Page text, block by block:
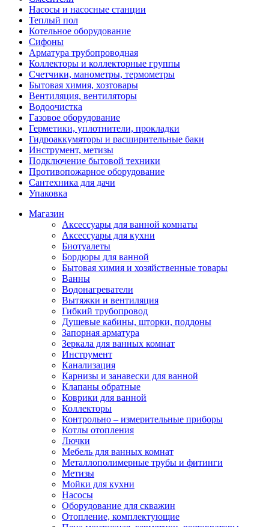
Насосы и насосные станции
Теплый пол
Котельное оборудование
Сифоны
Арматура трубопроводная
Коллекторы и коллекторные группы
Счетчики, манометры, термометры
Бытовая химия, хозтовары
Вентиляция, вентиляторы
Водоочистка
Газовое оборудование
Герметики, уплотнители, прокладки
Гидроаккумяторы и расширительные баки
Инструмент, метизы
Подключение бытовой техники
Противопожарное оборудование
Сантехника для дачи
Упаковка
Магазин
Аксессуары для ванной комнаты
Аксессуары для кухни
Биотуалеты
Бордюры для ванной
Бытовая химия и хозяйственные товары
Ванны
Водонагреватели
Вытяжки и вентиляция
Гибкий трубопровод
Душевые кабины, шторки, поддоны
Запорная арматура
Зеркала для ванных комнат
Инструмент
Канализация
Карнизы и занавески для ванной
Клапаны обратные
Коврики для ванной
Коллекторы
Контрольно – измерительные приборы
Котлы отопления
Лючки
Мебель для ванных комнат
Металлополимерные трубы и фитинги
Метизы
Мойки для кухни
Насосы
Оборудование для скважин
Отопление, комплектующие